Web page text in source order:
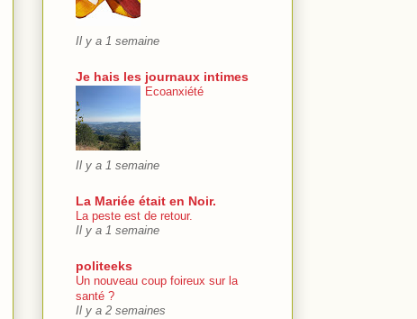
Il y a 1 semaine
Je hais les journaux intimes
Ecoanxiété
Il y a 1 semaine
La Mariée était en Noir.
La peste est de retour.
Il y a 1 semaine
politeeks
Un nouveau coup foireux sur la
santé ?
Il y a 2 semaines